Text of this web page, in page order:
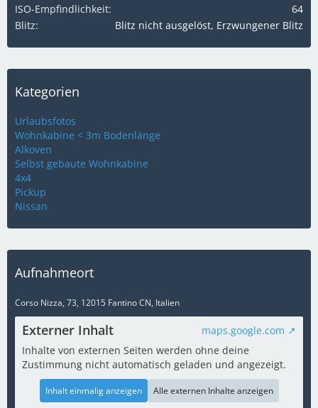
ISO-Empfindlichkeit
64
Blitz
Blitz nicht ausgelöst, Erzwungener Blitz
Kategorien
Urlaubsfotos
Wohnkabine < 3m Bodenlänge
Alkoven
Selbst gebaute Wohnkabine
4x4
Pickup
Nissan
Aufnahmeort
Corso Nizza, 73, 12015 Fantino CN, Italien
Externer Inhalt
maps.google.com
Inhalte von externen Seiten werden ohne deine
Zustimmung nicht automatisch geladen und angezeigt.
Inhalt einmalig anzeigen Alle externen Inhalte anzeigen